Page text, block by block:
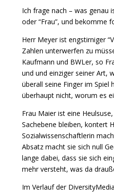
Ich frage nach – was genau
oder “Frau”, und bekomme
Herr Meyer ist engstirniger
Zahlen unterwerfen zu
Kaufmann und BWLer, so
und und einziger seiner Art,
überall seine Finger im Spiel
überhaupt nicht, worum es
Frau Maier ist eine
Sachebene bleiben, kontert
Sozialwissenschaftlerin
Absatz macht sie sich null
lange dabei, dass sie sich
mehr versteht, was da
Im Verlauf der